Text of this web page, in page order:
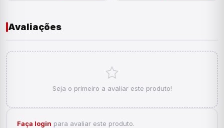
Avaliações
Seja o primeiro a avaliar este produto!
Faça login para avaliar este produto.